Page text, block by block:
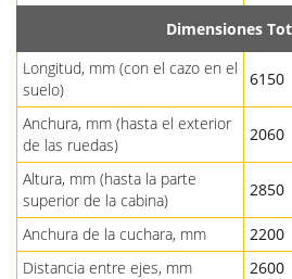
Dimensiones
Longitud, mm (con el cazo en el
suelo)
6150
Anchura, mm (hasta el exterior
de las ruedas)
2060
Altura, mm (hasta la parte
superior de la cabina)
2850
Anchura de la cuchara, mm
2200
Distancia entre ejes, mm
2600